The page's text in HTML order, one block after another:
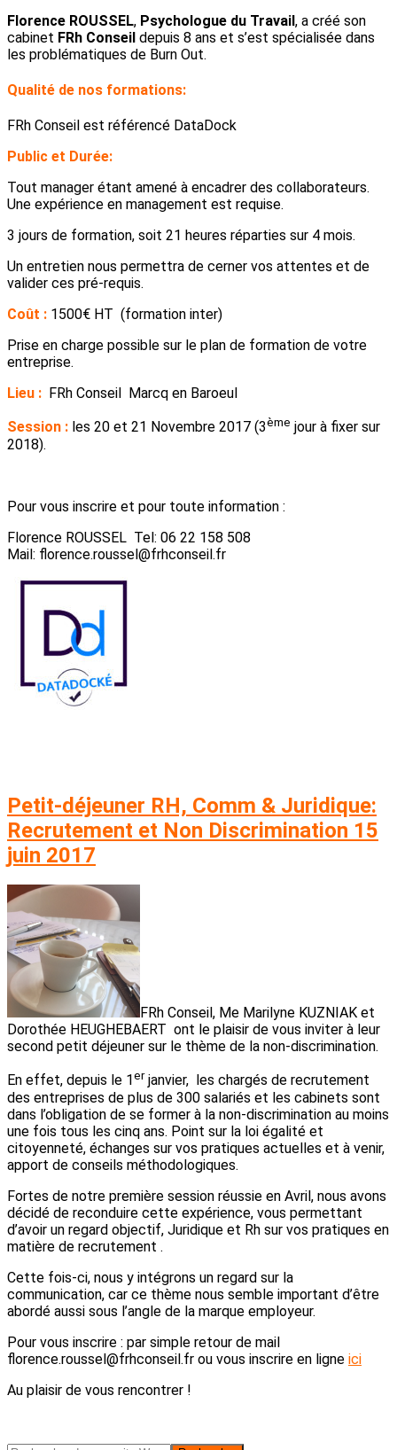
Florence ROUSSEL, Psychologue du Travail, a créé son
cabinet FRh Conseil depuis 8 ans et s’est spécialisée dans
les problématiques de Burn Out.
Qualité de nos formations:
FRh Conseil est référencé DataDock
Public et Durée:
Tout manager étant amené à encadrer des collaborateurs.
Une expérience en management est requise.
3 jours de formation, soit 21 heures réparties sur 4 mois.
Un entretien nous permettra de cerner vos attentes et de
valider ces pré-requis.
Coût : 1500€ HT (formation inter)
Prise en charge possible sur le plan de formation de votre
entreprise.
Lieu : FRh Conseil Marcq en Baroeul
Session : les 20 et 21 Novembre 2017 (3ème jour à fixer sur
2018).
Pour vous inscrire et pour toute information :
Florence ROUSSEL Tel: 06 22 158 508
Mail: florence.roussel@frhconseil.fr
Petit-déjeuner RH, Comm & Juridique:
Recrutement et Non Discrimination 15
juin 2017
FRh Conseil, Me Marilyne KUZNIAK et
Dorothée HEUGHEBAERT ont le plaisir de vous inviter à leur
second petit déjeuner sur le thème de la non-discrimination.
En effet, depuis le 1 er janvier, les chargés de recrutement
des entreprises de plus de 300 salariés et les cabinets sont
dans l’obligation de se former à la non-discrimination au moins
une fois tous les cinq ans. Point sur la loi égalité et
citoyenneté, échanges sur vos pratiques actuelles et à venir,
apport de conseils méthodologiques.
Fortes de notre première session réussie en Avril, nous avons
décidé de reconduire cette expérience, vous permettant
d’avoir un regard objectif, Juridique et Rh sur vos pratiques en
matière de recrutement .
Cette fois-ci, nous y intégrons un regard sur la
communication, car ce thème nous semble important d’être
abordé aussi sous l’angle de la marque employeur.
Pour vous inscrire : par simple retour de mail
florence.roussel@frhconseil.fr ou vous inscrire en ligne ici
Au plaisir de vous rencontrer !